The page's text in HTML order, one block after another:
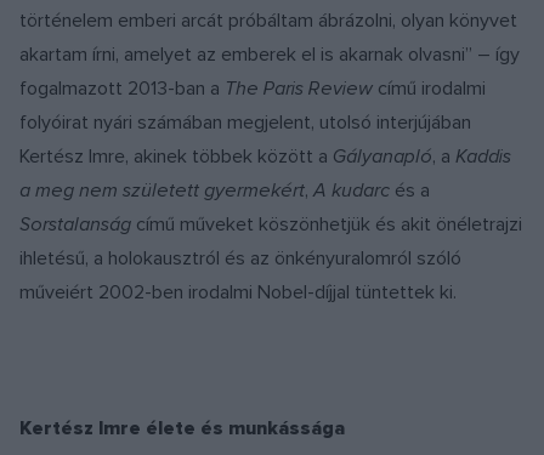
történelem emberi arcát próbáltam ábrázolni, olyan könyvet
akartam írni, amelyet az emberek el is akarnak olvasni” – így
fogalmazott 2013-ban a The Paris Review című irodalmi
folyóirat nyári számában megjelent, utolsó interjújában
Kertész Imre, akinek többek között a Gályanapló, a Kaddis
a meg nem született gyermekért,A kudarc és a
Sorstalanság című műveket köszönhetjük és akit önéletrajzi
ihletésű, a holokausztról és az önkényuralomról szóló
műveiért 2002-ben irodalmi Nobel-díjjal tüntettek ki.
Kertész Imre élete és munkássága